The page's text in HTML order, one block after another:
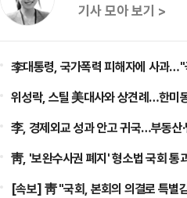
기사 모아 보기 >
李대통령, 국가폭력 피해자에 사과
위성락, 스틸 美대사와 상견례…한미
李, 경제외교 성과 안고 귀국…부동산
靑, '보완수사권 폐지' 형소법 국회 통
[속보] 靑 "국회, 본회의 의결로 특별